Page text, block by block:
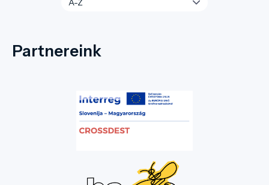
Partnereink